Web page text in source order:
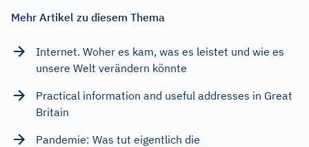
Mehr Artikel zu diesem Thema
Internet. Woher es kam, was es leistet und wie es
unsere Welt verändern könnte
Practical information and useful addresses in Great
Britain
Pandemie: Was tut eigentlich die